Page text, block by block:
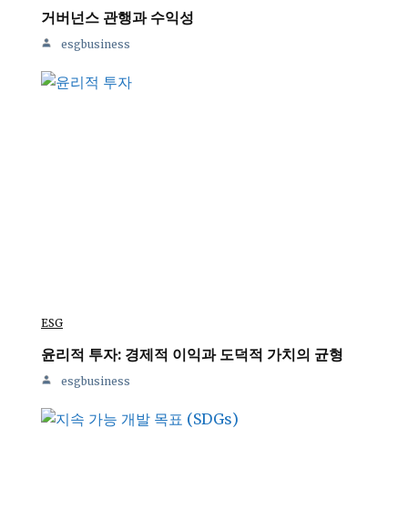
거버넌스 관행과 수익성
esgbusiness
ESG
윤리적 투자: 경제적 이익과 도덕적 가치의 균형
esgbusiness